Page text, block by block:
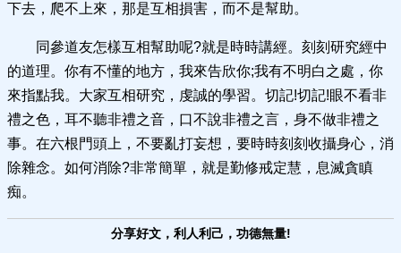
下去，爬不上來，那是互相損害，而不是幫助。
同參道友怎樣互相幫助呢?就是時時講經。刻刻研究經中
的道理。你有不懂的地方，我來告欣你;我有不明白之處，你
來指點我。大家互相研究，虔誠的學習。切記!切記!眼不看非
禮之色，耳不聽非禮之音，口不說非禮之言，身不做非禮之
事。在六根門頭上，不要亂打妄想，要時時刻刻收攝身心，消
除雜念。如何消除?非常簡單，就是勤修戒定慧，息滅貪瞋
痴。
分享好文，利人利己，功德無量!